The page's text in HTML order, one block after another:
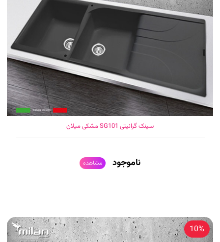
سینک گرانیتی SG101 مشکی میلان
ناموجود مشاهده
10%